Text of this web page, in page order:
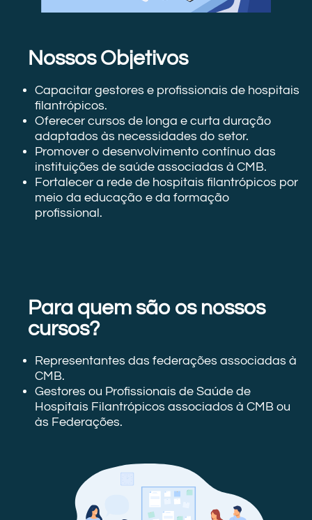
Nossos Objetivos
Capacitar gestores e profissionais de hospitais
filantrópicos.
Oferecer cursos de longa e curta duração
adaptados às necessidades do setor.
Promover o desenvolvimento contínuo das
instituições de saúde associadas à CMB.
Fortalecer a rede de hospitais filantrópicos por
meio da educação e da formação
profissional.
Para quem são os nossos
cursos?
Representantes das federações associadas à
CMB.
Gestores ou Profissionais de Saúde de
Hospitais Filantrópicos associados à CMB ou
às Federações.